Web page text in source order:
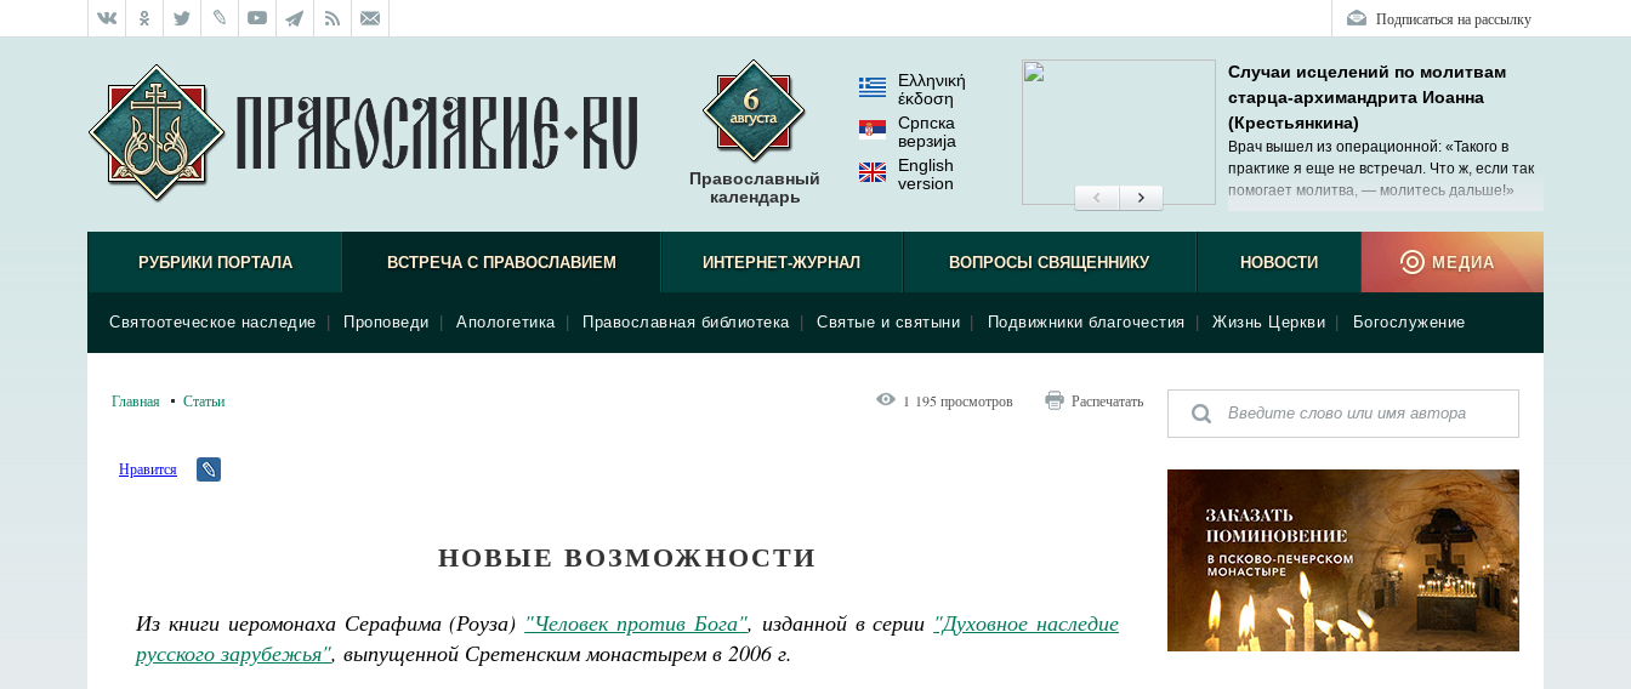
Подписаться на рассылку
Православный
календарь
Ελληνική
έκδοση
Српска
верзиjа
English
version
Случаи исцелений по молитвам
старца-архимандрита Иоанна
(Крестьянкина)
Врач вышел из операционной: «Такого в
практике я еще не встречал. Что ж, если так
помогает молитва, — молитесь дальше!»
РУБРИКИ ПОРТАЛА ВСТРЕЧА С ПРАВОСЛАВИЕМ
Святоотеческое наследие Проповеди Апологетика Православная библиотека Святые и святыни Подвижники благочестия Жизнь Церкви Богослужение
ИНТЕРНЕТ-ЖУРНАЛ ВОПРОСЫ СВЯЩЕННИКУ НОВОСТИ МЕДИА
Главная Статьи 1 195 просмотров Распечатать
Нравится
НОВЫЕ ВОЗМОЖНОСТИ
Из книги иеромонаха Серафима (Роуза) "Человек против Бога", изданной в серии "Духовное наследие
русского зарубежья", выпущенной Сретенским монастырем в 2006 г.